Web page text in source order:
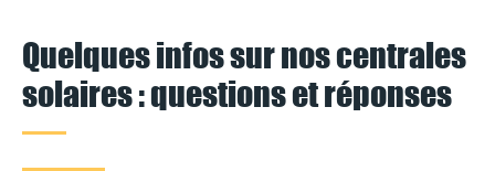
Quelques infos sur nos centrales
solaires : questions et réponses